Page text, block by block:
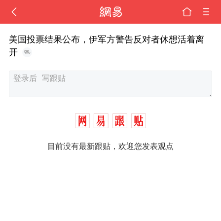
美国投票结果公布，伊军方警告反对者休想活着离
开
目前没有最新跟贴，欢迎您发表观点